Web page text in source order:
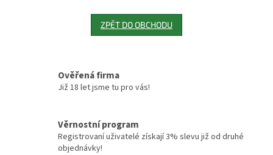
ZPĚT DO OBCHODU
Ověřená firma
Již 18 let jsme tu pro vás!
Věrnostní program
Registrovaní uživatelé získají 3% slevu již od druhé
objednávky!